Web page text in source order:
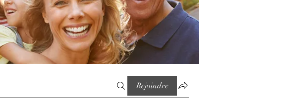
Rejoindre